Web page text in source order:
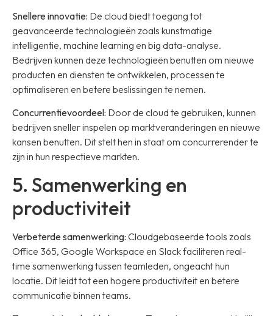
Snellere innovatie: De cloud biedt toegang tot
geavanceerde technologieën zoals kunstmatige
intelligentie, machine learning en big data-analyse.
Bedrijven kunnen deze technologieën benutten om nieuwe
producten en diensten te ontwikkelen, processen te
optimaliseren en betere beslissingen te nemen.
Concurrentievoordeel: Door de cloud te gebruiken, kunnen
bedrijven sneller inspelen op marktveranderingen en nieuwe
kansen benutten. Dit stelt hen in staat om concurrerender te
zijn in hun respectieve markten.
5. Samenwerking en
productiviteit
Verbeterde samenwerking: Cloudgebaseerde tools zoals
Office 365, Google Workspace en Slack faciliteren real-
time samenwerking tussen teamleden, ongeacht hun
locatie. Dit leidt tot een hogere productiviteit en betere
communicatie binnen teams.